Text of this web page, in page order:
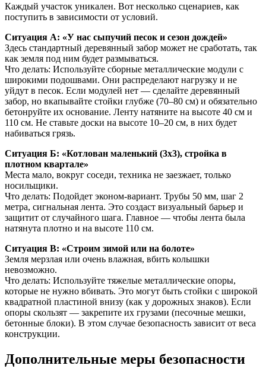
Каждый участок уникален. Вот несколько сценариев, как
поступить в зависимости от условий.
Ситуация А: «У нас сыпучий песок и сезон дождей»
Здесь стандартный деревянный забор может не сработать, так
как земля под ним будет размываться.
Что делать: Используйте сборные металлические модули с
широкими подошвами. Они распределают нагрузку и не
уйдут в песок. Если модулей нет — сделайте деревянный
забор, но вкапывайте стойки глубже (70–80 см) и обязательно
бетонруйте их основание. Ленту натяните на высоте 40 см и
110 см. Не ставьте доски на высоте 10–20 см, в них будет
набиваться грязь.
Ситуация Б: «Котлован маленький (3х3), стройка в
плотном квартале»
Места мало, вокруг соседи, техника не заезжает, только
носильщики.
Что делать: Подойдет эконом-вариант. Трубы 50 мм, шаг 2
метра, сигнальная лента. Это создаст визуальный барьер и
защитит от случайного шага. Главное — чтобы лента была
натянута плотно и на высоте 110 см.
Ситуация В: «Строим зимой или на болоте»
Земля мерзлая или очень влажная, вбить колышки
невозможно.
Что делать: Используйте тяжелые металлические опоры,
которые не нужно вбивать. Это могут быть стойки с широкой
квадратной пластиной внизу (как у дорожных знаков). Если
опоры скользят — закрепите их грузами (песочные мешки,
бетонные блоки). В этом случае безопасность зависит от веса
конструкции.
Дополнительные меры безопасности